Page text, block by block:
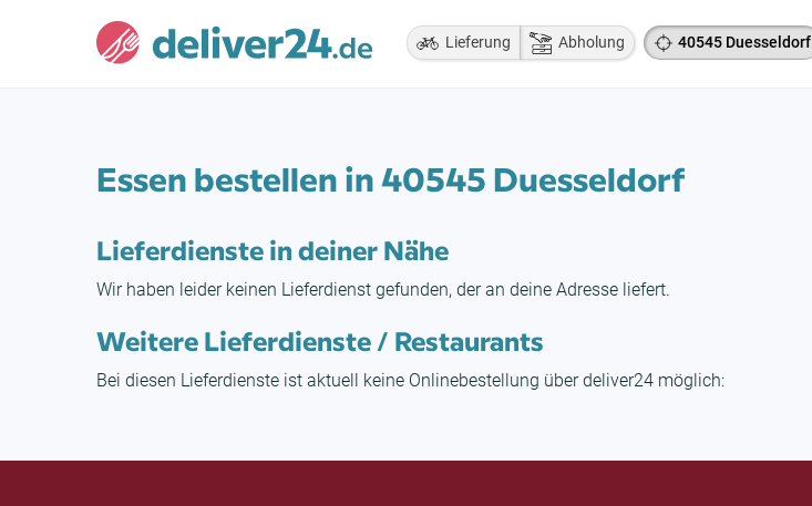
Lieferung Abholung 40545 Duesseldorf
Essen bestellen in 40545 Duesseldorf
Lieferdienste in deiner Nähe
Wir haben leider keinen Lieferdienst gefunden, der an deine Adresse liefert.
Weitere Lieferdienste / Restaurants
Bei diesen Lieferdienste ist aktuell keine Onlinebestellung über deliver24 möglich: